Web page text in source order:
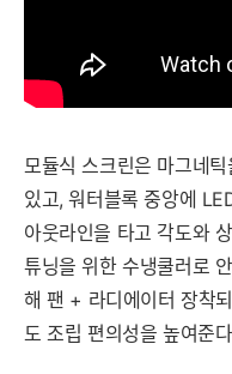
모듈식 스크린은 마그네
있고, 워터블록 중앙에
아웃라인을 타고 각도와
튜닝을 위한 수냉쿨러로
해 팬 + 라디에이터 장착
도 조립 편의성을 높여준